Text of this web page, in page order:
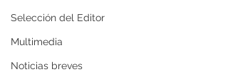
Selección del Editor
Multimedia
Noticias breves